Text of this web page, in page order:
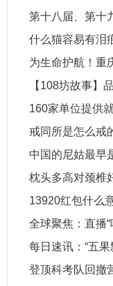
protecting
第十八届、第十
_环球今日报
什么猫容易有泪
么？
为生命护航！重
船员和群众 全
【108坊故事】
北社区打造最美
160家单位提供
质量发展
戒同所是怎么戒
吗？
中国的尼姑最早
个尼姑是谁？
枕头多高对颈椎
贵包？
13920红包什么
包对方回发是什
全球聚焦：直播“
PK对手谁该担责
每日速讯：“五
色农产品齐亮相
登顶科考队回撤